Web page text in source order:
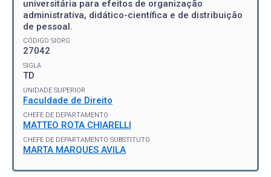
universitária para efeitos de organização
administrativa, didático-científica e de distribuição
de pessoal.
CÓDIGO SIORG
27042
SIGLA
TD
UNIDADE SUPERIOR
Faculdade de Direito
CHEFE DE DEPARTAMENTO
MATTEO ROTA CHIARELLI
CHEFE DE DEPARTAMENTO SUBSTITUTO
MARTA MARQUES AVILA